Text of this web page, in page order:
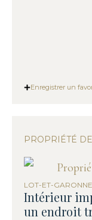
Enregistrer un
PROPRIÉTÉ
LOT-ET-GARONNE
Intérieur
un endroit